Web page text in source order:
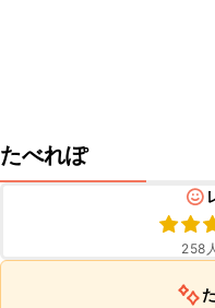
たべれぽ
258